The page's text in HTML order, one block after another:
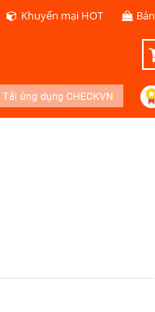
Khuyến mại HOT